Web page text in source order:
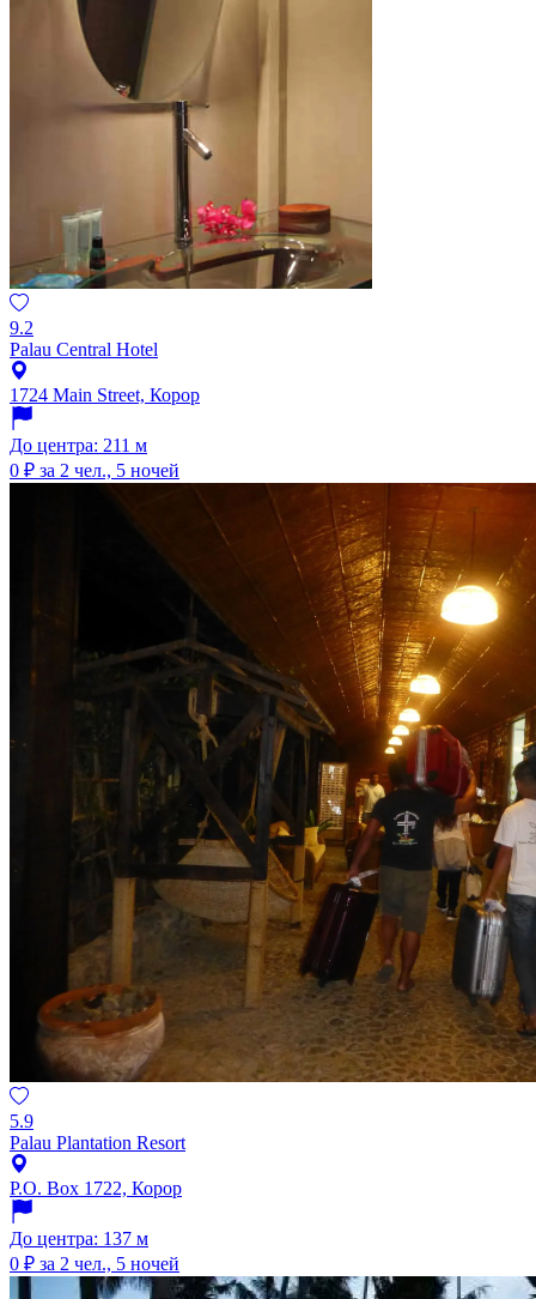
9.2
Palau Central Hotel
1724 Main Street, Корор
До центра: 211 м
0 ₽ за 2 чел., 5 ночей
5.9
Palau Plantation Resort
P.O. Box 1722, Корор
До центра: 137 м
0 ₽ за 2 чел., 5 ночей